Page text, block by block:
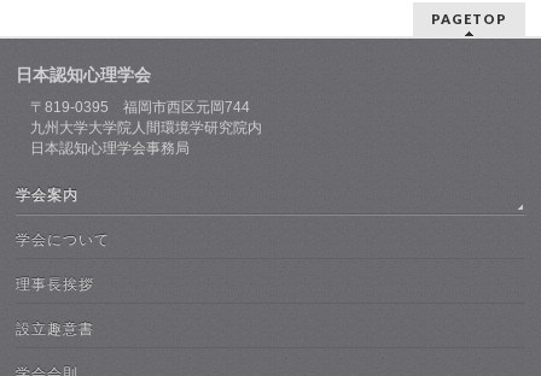
PAGETOP
日本認知心理学会
〒819-0395 福岡市西区元岡744
九州大学大学院人間環境学研究院内
日本認知心理学会事務局
学会案内
学会について
理事長挨拶
設立趣意書